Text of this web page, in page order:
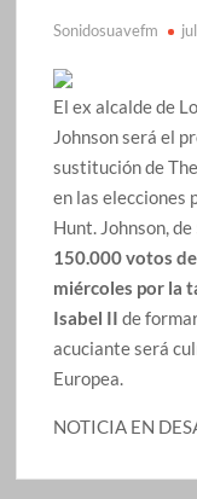
Sonidosuavefm
El ex alcalde de
Johnson será el
sustitución de
en las elecciones
Hunt. Johnson,
150.000 votos
miércoles por la
Isabel II de
acuciante será
Europea.
NOTICIA EN